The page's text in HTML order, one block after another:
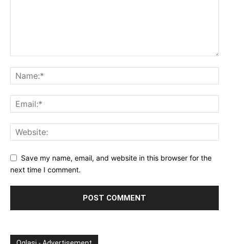
Save my name, email, and website in this browser for the
next time I comment.